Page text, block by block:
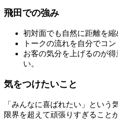
飛田での強み
初対面でも自然に距離を縮
トークの流れを自分でコン
お客の気分を上げるのが
い。
気をつけたいこと
「みんなに喜ばれたい」という
限界を超えて頑張りすぎること